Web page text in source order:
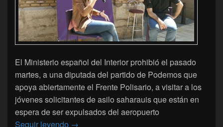
El Ministerio español del Interior prohibió el pasado
martes, a una diputada del partido de Podemos que
apoya abiertamente el Frente Polisario, a visitar a los
jóvenes solicitantes de asilo saharauis que están en
espera de ser expulsados del aeropuerto
Seguir leyendo Una diputada española prohibida a
→